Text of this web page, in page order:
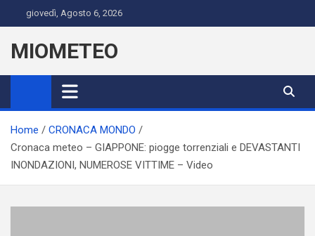
to
content
giovedì, Agosto 6, 2026
MIOMETEO
Home
CRONACA MONDO
Cronaca meteo – GIAPPONE: piogge torrenziali e DEVASTANTI
INONDAZIONI, NUMEROSE VITTIME – Video